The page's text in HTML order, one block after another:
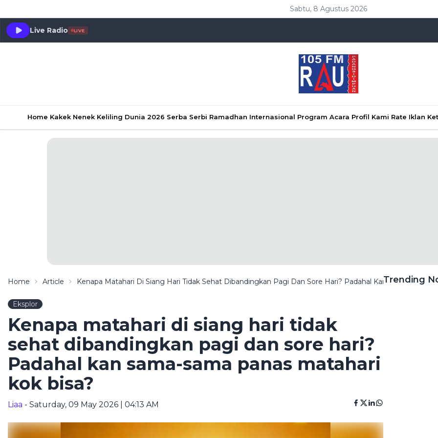
Sabtu, 8 Agustus 2026
Live Radio LIVE
Home Kakek Nenek Keliling Dunia 2026 Serba Serbi Ramadhan Internasional Program Acara Profil Kami Rate Iklan
Home Article Kenapa Matahari Di Siang Hari Tidak Sehat Dibandingkan Pagi Dan Sore Hari? Padahal Kan Sama-Sama
Eksplor
Kenapa matahari di siang hari tidak
sehat dibandingkan pagi dan sore hari?
Padahal kan sama-sama panas matahari
kok bisa?
Liaa - Saturday, 09 May 2026 | 04:13 AM
Trending